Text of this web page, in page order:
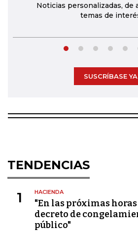
Noticias personalizadas, de
temas de
SUSCRÍBASE YA
TENDENCIAS
1 HACIENDA
"En las próximas
decreto de
público"